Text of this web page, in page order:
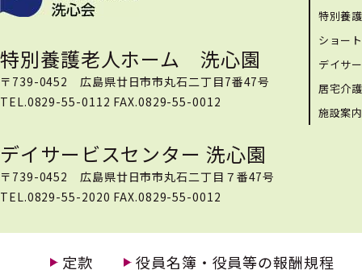
特別養護老人ホーム 洗心園
〒739-0452 広島県廿日市市丸石二丁目7番47号
TEL.0829-55-0112 FAX.0829-55-0012
デイサービスセンター 洗心園
〒739-0452 広島県廿日市市丸石二丁目７番47号
TEL.0829-55-2020 FAX.0829-55-0012
特別養
ショー
デイサ
居宅介
施設案
定款 役員名簿・役員等の報酬規程